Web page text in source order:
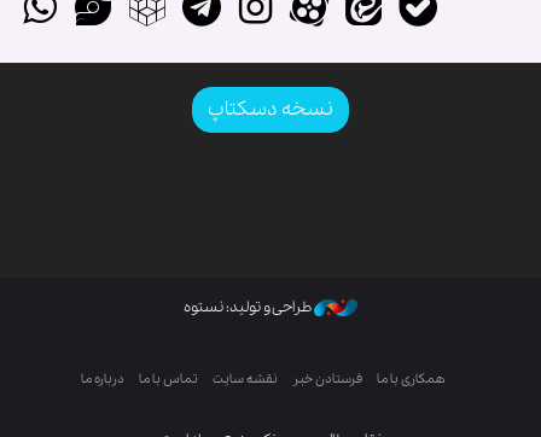
نسخه دسکتاپ
طراحی و تولید: نستوه
همکاری با ما فرستادن خبر نقشه سایت تماس با ما درباره ما